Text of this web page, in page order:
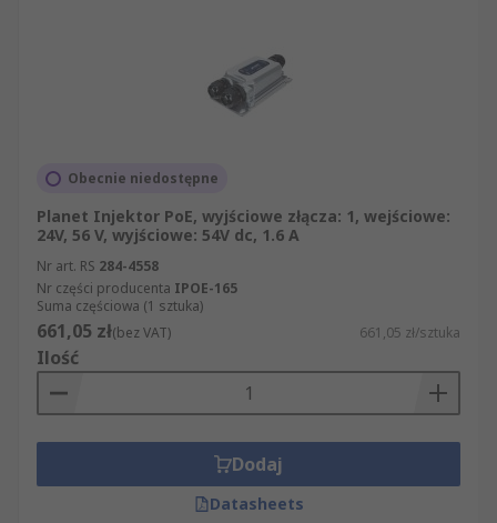
Obecnie niedostępne
Planet Injektor PoE, wyjściowe złącza: 1, wejściowe:
24V, 56 V, wyjściowe: 54V dc, 1.6 A
Nr art. RS 284-4558
Nr części producenta IPOE-165
Suma częściowa (1 sztuka)
661,05 zł(bez VAT) 661,05 zł/sztuka
Ilość
Dodaj
Datasheets